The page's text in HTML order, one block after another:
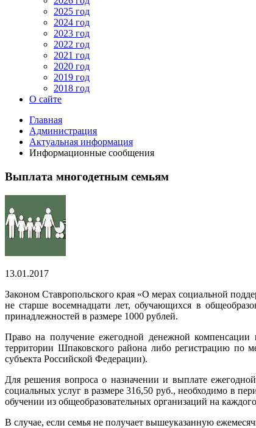
2025 год
2024 год
2023 год
2022 год
2021 год
2020 год
2019 год
2018 год
О сайте
Главная
Администрация
Актуальная информация
Информационные сообщения
Выплата многодетным семьям
13.01.2017
Законом Ставропольского края «О мерах социальной
не старше восемнадцати лет, обучающихся в
принадлежностей в размере 1000 рублей.
Право на получение ежегодной денежной
территории Шпаковского района либо регистрацию по
субъекта Российской Федерации).
Для решения вопроса о назначении и выплате
социальных услуг в размере 316,50 руб., необходимо в
обучении из общеобразовательных организаций на
В случае, если семья не получает вышеуказанную